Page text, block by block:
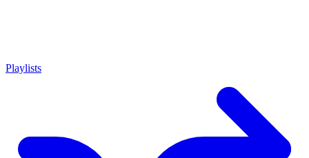
Playlists